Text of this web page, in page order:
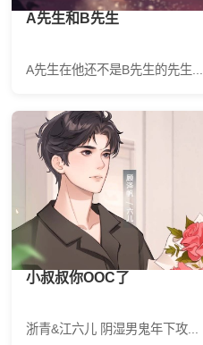
A先生和B先生
A先生在他还不是B先生的先生...
小叔叔你OOC了
浙青&江六儿 阴湿男鬼年下攻...